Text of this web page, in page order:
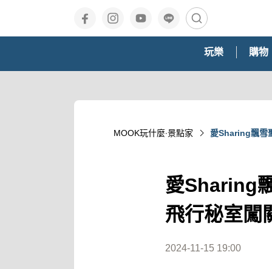
玩樂 購物
MOOK玩什麼‧景點家 愛Sharing飄雪
愛Sharing
飛行秘室闖
2024-11-15 19:00